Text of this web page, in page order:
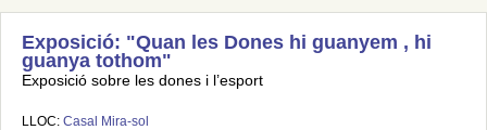
Exposició: "Quan les Dones hi guanyem , hi
guanya tothom"
Exposició sobre les dones i l’esport
LLOC: Casal Mira-sol